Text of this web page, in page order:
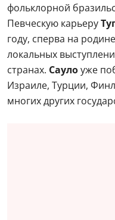
фольклорной
Певческую карьеру
году, сперва на
локальных
странах. Саулоуже
Израиле, Турции,
многих других